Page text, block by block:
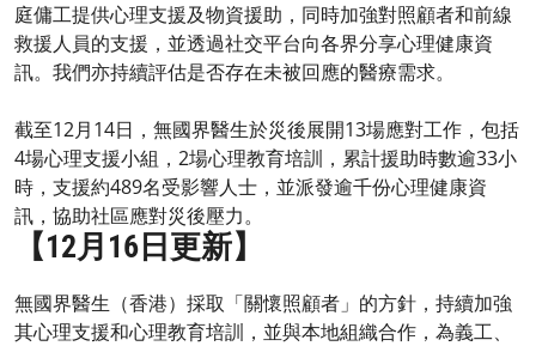
庭傭工提供心理支援及物資援助，同時加強對照顧者和前線
救援人員的支援，並透過社交平台向各界分享心理健康資
訊。我們亦持續評估是否存在未被回應的醫療需求。
截至12月14日，無國界醫生於災後展開13場應對工作，包括
4場心理支援小組，2場心理教育培訓，累計援助時數逾33小
時，支援約489名受影響人士，並派發逾千份心理健康資
訊，協助社區應對災後壓力。
【12月16日更新】
無國界醫生（香港）採取「關懷照顧者」的方針，持續加強
其心理支援和心理教育培訓，並與本地組織合作，為義工、